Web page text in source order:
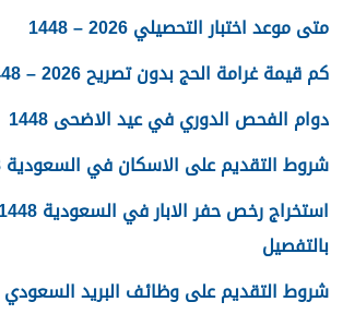
متى موعد اختبار التحصيلي 2026 – 1448
كم قيمة غرامة الحج بدون تصريح 2026 – 1448
دوام الفحص الدوري في عيد الاضحى 1448
شروط التقديم على الاسكان في السعودية 1448
بالتفصيل
شروط التقديم على وظائف البريد السعودي 1448